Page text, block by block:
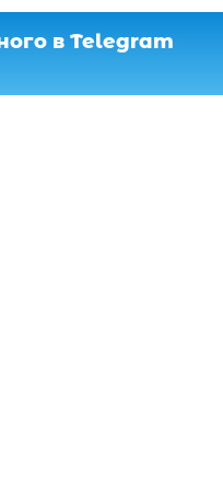
в Telegram